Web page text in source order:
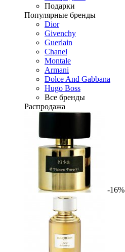
Подарки
Популярные бренды
Dior
Givenchy
Guerlain
Chanel
Montale
Armani
Dolce And Gabbana
Hugo Boss
Все бренды
Распродажа
-16%